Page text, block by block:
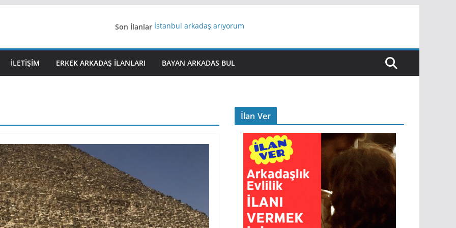
Son İlanlar İstanbul arkadaş arıyorum
Yeni Bir Aşk Lazım
iş arayanlara iş
İLETIŞIM ERKEK ARKADAŞ ILANLARI BAYAN ARKADAS BUL
İlan Ver